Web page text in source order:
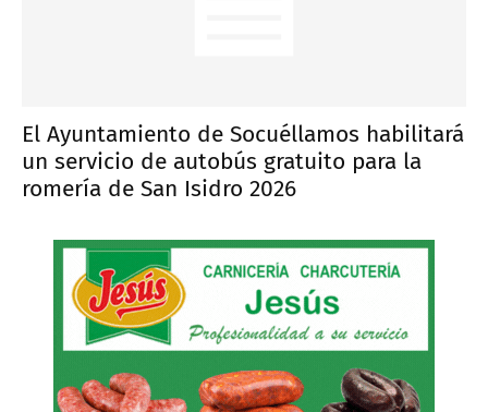
El Ayuntamiento de Socuéllamos habilitará
un servicio de autobús gratuito para la
romería de San Isidro 2026